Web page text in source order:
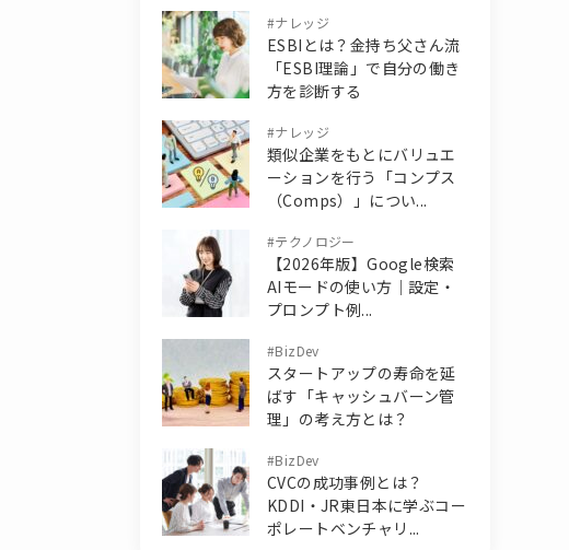
#ナレッジ
ESBIとは？金持ち父さん流
「ESBI理論」で自分の働き
方を診断する
#ナレッジ
類似企業をもとにバリュエ
ーションを行う「コンプス
（Comps）」につい...
#テクノロジー
【2026年版】Google検索
AIモードの使い方｜設定・
プロンプト例...
#BizDev
スタートアップの寿命を延
ばす「キャッシュバーン管
理」の考え方とは？
#BizDev
CVCの成功事例とは？
KDDI・JR東日本に学ぶコー
ポレートベンチャリ...